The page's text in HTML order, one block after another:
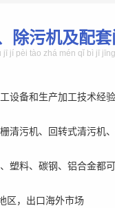
除污机及配
jí pèi tào zhá mén qǐ bì jī
设备和生产加工技术经
清污机、回转式清污机
塑料、碳钢、铝合金都
区，出口海外市场